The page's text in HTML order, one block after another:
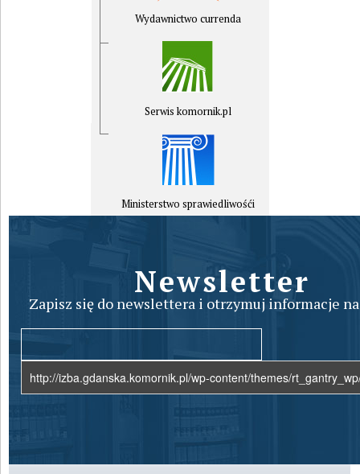
Wydawnictwo currenda
Serwis komornik.pl
Ministerstwo sprawiedliwośći
Newsletter
Zapisz się do newslettera i otrzymuj informacje